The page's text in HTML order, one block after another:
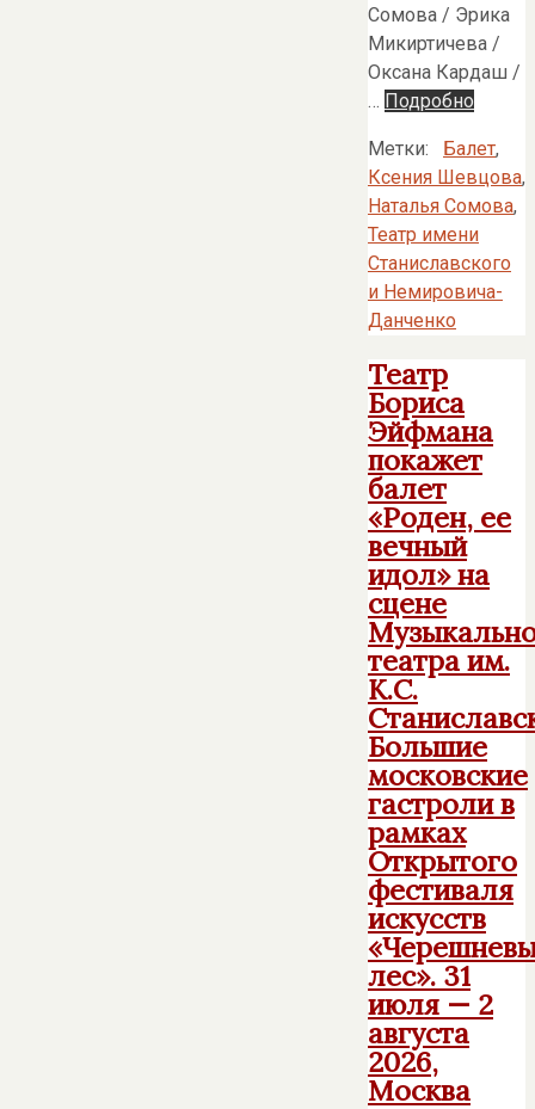
Сомова / Эрика
Микиртичева /
Оксана Кардаш /
… Подробно
Метки: Балет,
Ксения Шевцова,
Наталья Сомова,
Театр имени
Станиславского
и Немировича-
Данченко
Театр
Бориса
Эйфмана
покажет
балет
«Роден, ее
вечный
идол» на
сцене
театра им.
К.С.
Большие
московские
гастроли в
рамках
Открытого
фестиваля
искусств
лес». 31
июля — 2
августа
2026,
Москва